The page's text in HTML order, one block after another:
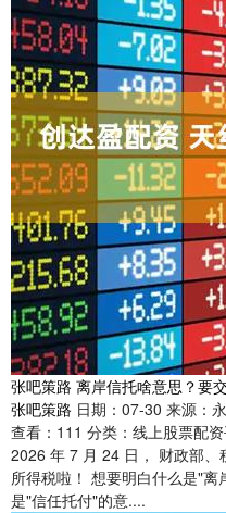
张吧策路 离岸信托啥意思？要
张吧策路 日期：07-30 来源：
查看： 111 分类： 线上股票配
2026 年 7 月 24 日， 财政部、
所得税啦！ 想要明白什么是"
是"信任托付"的意....